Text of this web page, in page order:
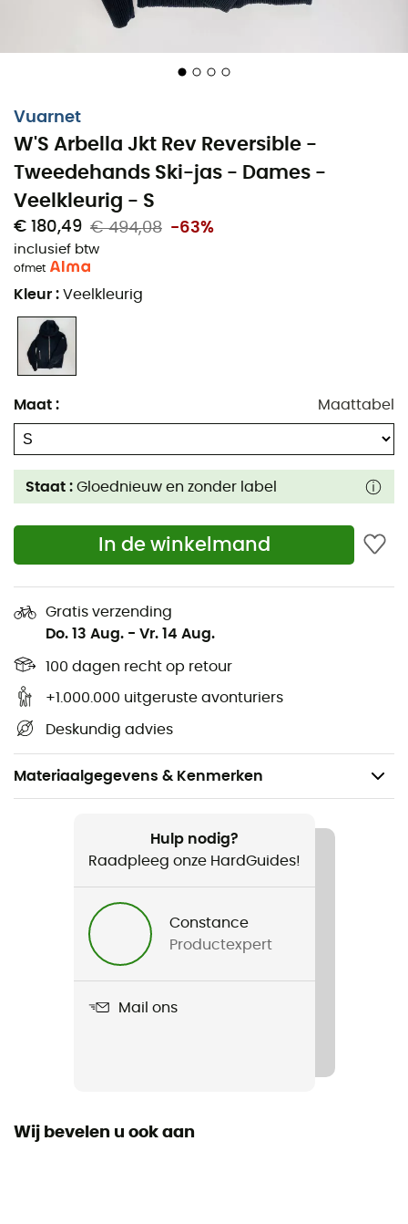
Vuarnet
W'S Arbella Jkt Rev Reversible -
Tweedehands Ski-jas - Dames -
Veelkleurig - S
€ 180,49 € 494,08 -63%
inclusief btw
ofmet
Kleur : Veelkleurig
Maat : Maattabel
Staat : Gloednieuw en zonder label
In de winkelmand
Gratis verzending
Do. 13 Aug. - Vr. 14 Aug.
100 dagen recht op retour
+1.000.000 uitgeruste avonturiers
Deskundig advies
Materiaalgegevens & Kenmerken
W'S Arbella Jkt Rev Reversible
Hulp nodig?
Raadpleeg onze HardGuides!
Constance
Productexpert
Mail ons
Wij bevelen u ook aan